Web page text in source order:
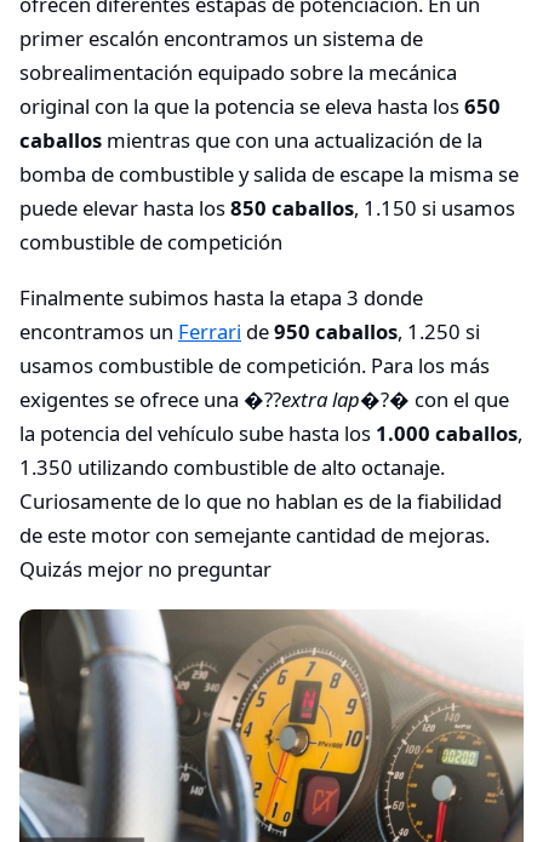
primer escalón encontramos un sistema de
sobrealimentación equipado sobre la mecánica
original con la que la potencia se eleva hasta los650
caballos mientras que con una actualización de la
bomba de combustible y salida de escape la misma se
puede elevar hasta los850 caballos, 1.150 si usamos
combustible de competición
Finalmente subimos hasta la etapa 3 donde
encontramos un Ferrari de950 caballos, 1.250 si
usamos combustible de competición. Para los más
exigentes se ofrece una �??extra lap�?� con el que
la potencia del vehículo sube hasta los 1.000 caballos,
1.350 utilizando combustible de alto octanaje.
Curiosamente de lo que no hablan es de la fiabilidad
de este motor con semejante cantidad de mejoras.
Quizás mejor no preguntar